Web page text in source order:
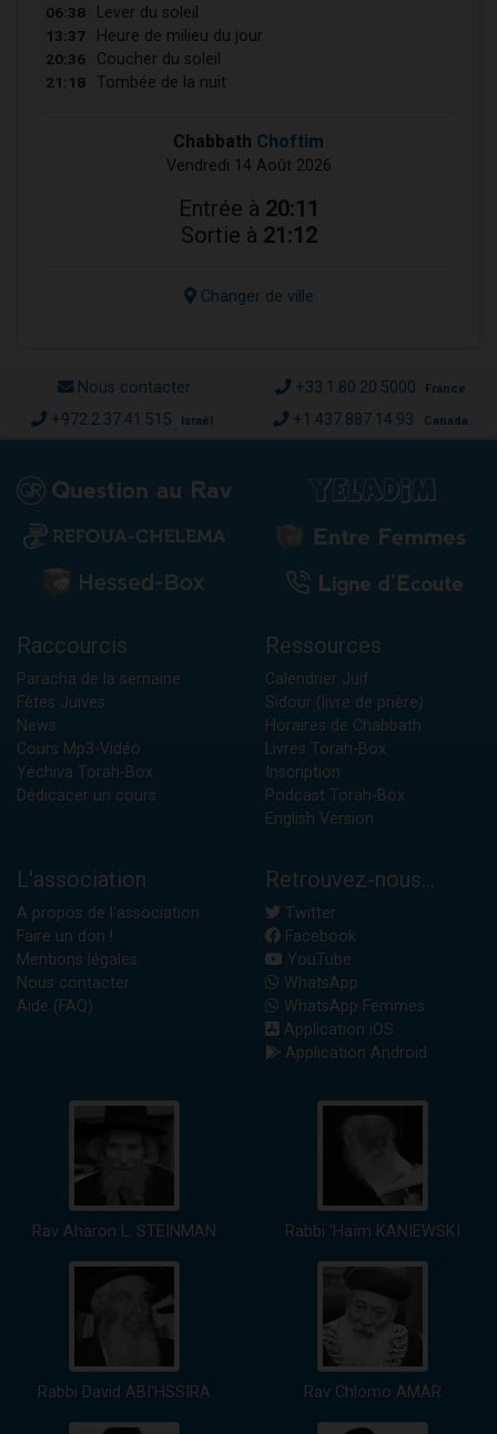
06:38 Lever du soleil
13:37 Heure de milieu du jour
20:36 Coucher du soleil
21:18 Tombée de la nuit
Chabbath Choftim
Vendredi 14 Août 2026
Entrée à 20:11
Sortie à 21:12
Changer de ville
Nous contacter +33.1.80.20.5000 France
+972.2.37.41.515 Israël +1.437.887.14.93 Canada
Raccourcis
Paracha de la semaine
Fêtes Juives
News
Cours Mp3-Vidéo
Yéchiva Torah-Box
Dédicacer un cours
Ressources
Calendrier Juif
Sidour (livre de prière)
Horaires de Chabbath
Livres Torah-Box
Inscription
Podcast Torah-Box
English Version
L'association
A propos de l'association
Faire un don !
Mentions légales
Nous contacter
Aide (FAQ)
Retrouvez-nous...
Twitter
Facebook
YouTube
WhatsApp
WhatsApp Femmes
Application iOS
Application Android
Rav Aharon L. STEINMAN Rabbi 'Haïm KANIEWSKI
Rabbi David ABI'HSSIRA Rav Chlomo AMAR